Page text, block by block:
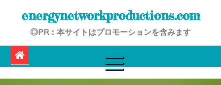
energynetworkproductions.com
◎PR：本サイトはプロモーションを含みます